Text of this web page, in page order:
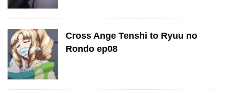
Cross Ange Tenshi to Ryuu no
Rondo ep08